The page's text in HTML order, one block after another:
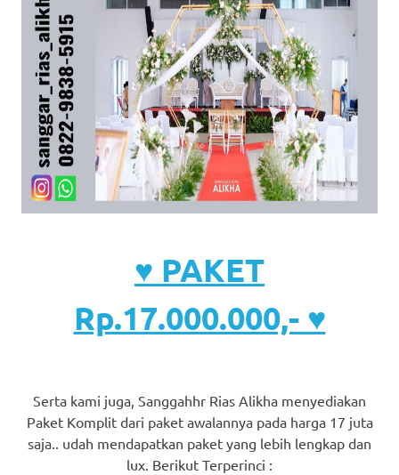
♥ PAKET
Rp.17.000.000,- ♥
Serta kami juga, Sanggahhr Rias Alikha menyediakan
Paket Komplit dari paket awalannya pada harga 17 juta
saja.. udah mendapatkan paket yang lebih lengkap dan
lux. Berikut Terperinci :